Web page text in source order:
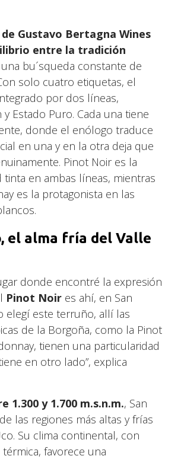
de Gustavo Bertagna Wines
entre la tradición
bu´squeda constante de
solo cuatro etiquetas, el
por dos líneas,
Estado Puro. Cada una tiene
donde el enólogo traduce
en una y en la otra deja que
Pinot Noir es la
tinta en ambas líneas, mientras
es la protagonista en las
el alma fría del Valle
donde encontré la expresión
Pinot Noir es ahí, en San
elegí este terruño, allí las
de la Borgoña, como la Pinot
tienen una particularidad
en otro lado”, explica
1.300 y 1.700 m.s.n.m., San
las regiones más altas y frías
Su clima continental, con
favorece una